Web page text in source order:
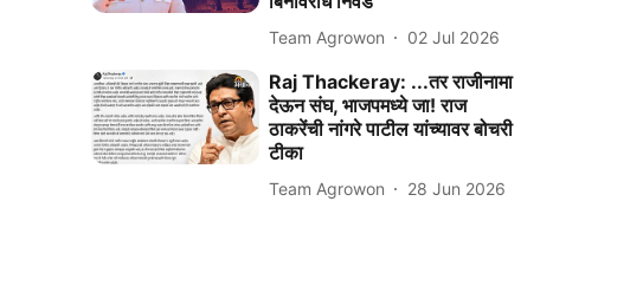
Team Agrowon 02 Jul 2026
Raj Thackeray: ...तर राजीनामा
देऊन संघ, भाजपमध्ये जा! राज
ठाकरेंची नांगरे पाटील यांच्यावर बोचरी
टीका
Team Agrowon 28 Jun 2026